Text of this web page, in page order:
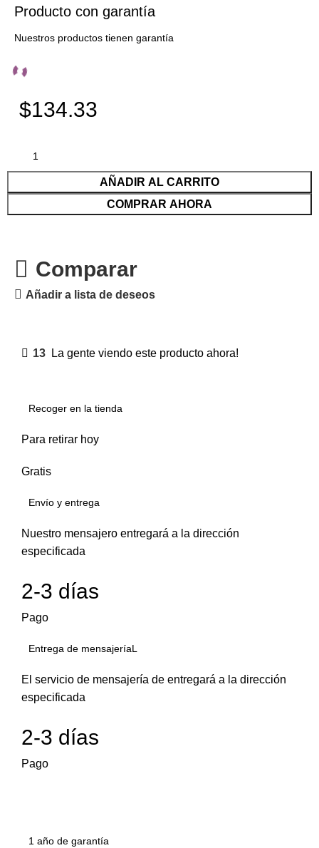
Producto con garantía
Nuestros productos tienen garantía
$134.33
AÑADIR AL CARRITO
COMPRAR AHORA
Comparar
Añadir a lista de deseos
13 La gente viendo este producto ahora!
Recoger en la tienda
Para retirar hoy
Gratis
Envío y entrega
Nuestro mensajero entregará a la dirección
especificada
2-3 días
Pago
Entrega de mensajeríaL
El servicio de mensajería de entregará a la dirección
especificada
2-3 días
Pago
1 año de garantía